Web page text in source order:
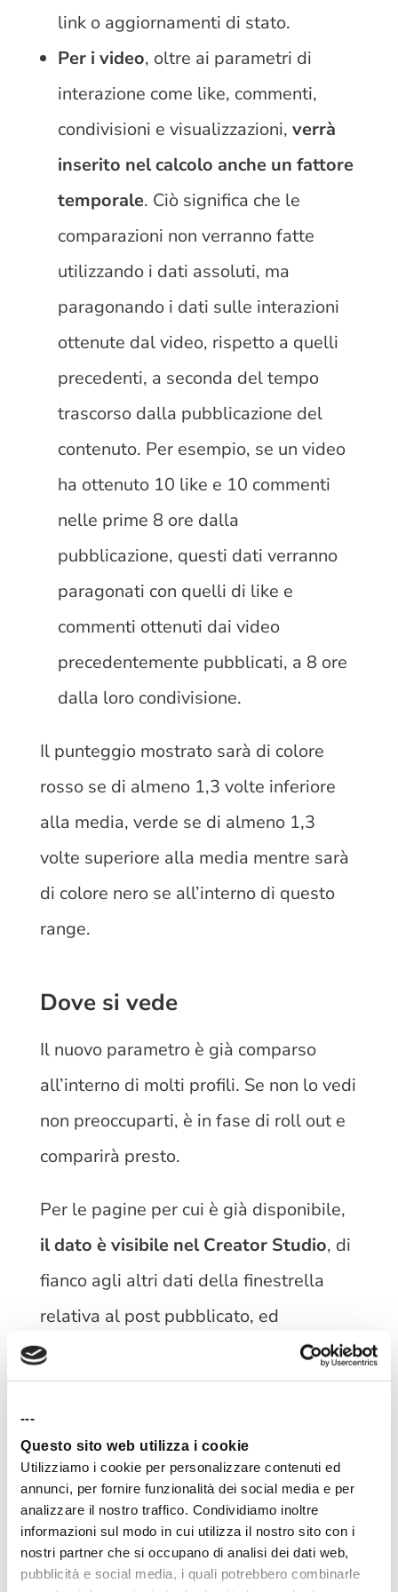
---
Questo sito web utilizza i cookie
Utilizziamo i cookie per personalizzare contenuti ed
annunci, per fornire funzionalità dei social media e per
analizzare il nostro traffico. Condividiamo inoltre
informazioni sul modo in cui utilizza il nostro sito con i
nostri partner che si occupano di analisi dei dati web,
pubblicità e social media, i quali potrebbero combinarle
link o aggiornamenti di stato.
Per i video, oltre ai parametri di
interazione come like, commenti,
condivisioni e visualizzazioni, verrà
inserito nel calcolo anche un fattore
temporale. Ciò significa che le
comparazioni non verranno fatte
utilizzando i dati assoluti, ma
paragonando i dati sulle interazioni
ottenute dal video, rispetto a quelli
precedenti, a seconda del tempo
trascorso dalla pubblicazione del
contenuto. Per esempio, se un video
ha ottenuto 10 like e 10 commenti
nelle prime 8 ore dalla
pubblicazione, questi dati verranno
paragonati con quelli di like e
commenti ottenuti dai video
precedentemente pubblicati, a 8 ore
dalla loro condivisione.
Il punteggio mostrato sarà di colore
rosso se di almeno 1,3 volte inferiore
alla media, verde se di almeno 1,3
volte superiore alla media mentre sarà
di colore nero se all’interno di questo
range.
Dove si vede
Il nuovo parametro è già comparso
all’interno di molti profili. Se non lo vedi
non preoccuparti, è in fase di roll out e
comparirà presto.
Per le pagine per cui è già disponibile,
il dato è visibile nel Creator Studio, di
fianco agli altri dati della finestrella
relativa al post pubblicato, ed
ovviamente
nei dati statistici visibili
sotto al postdirettamente nella
Passando il mouse sopra il punteggio
ottenuto, si aprirà una finestra in cui,
sotto la dicitura “Comprendi la tua
distribuzione”,vengono spiegate le